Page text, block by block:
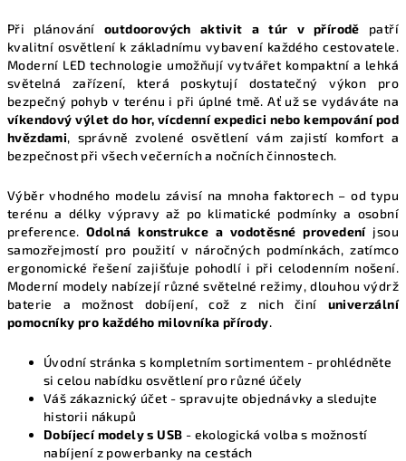
a
c
í
p
r
v
k
v
ý
p
i
s
u
Při plánování outdoorových aktivit a túr v přírodě patří
kvalitní osvětlení k základnímu vybavení každého cestovatele.
Moderní LED technologie umožňují vytvářet kompaktní a lehká
světelná zařízení, která poskytují dostatečný výkon pro
bezpečný pohyb v terénu i při úplné tmě. Ať už se vydáváte na
víkendový výlet do hor, vícdenní expedici nebo kempování pod
hvězdami, správně zvolené osvětlení vám zajistí komfort a
bezpečnost při všech večerních a nočních činnostech.
Výběr vhodného modelu závisí na mnoha faktorech – od typu
terénu a délky výpravy až po klimatické podmínky a osobní
preference.Odolná konstrukce a vodotěsné provedeníjsou
samozřejmostí pro použití v náročných podmínkách, zatímco
ergonomické řešení zajišťuje pohodlí i při celodenním nošení.
Moderní modely nabízejí různé světelné režimy, dlouhou výdrž
baterie a možnost dobíjení, což z nich činí univerzální
pomocníky pro každého milovníka přírody.
Úvodní stránka s kompletním sortimentem - prohlédněte
si celou nabídku osvětlení pro různé účely
Váš zákaznický účet - spravujte objednávky a sledujte
historii nákupů
Dobíjecí modely s USB - ekologická volba s možností
nabíjení z powerbanky na cestách